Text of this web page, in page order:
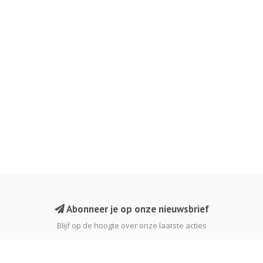
Abonneer je op onze nieuwsbrief
Blijf op de hoogte over onze laatste acties